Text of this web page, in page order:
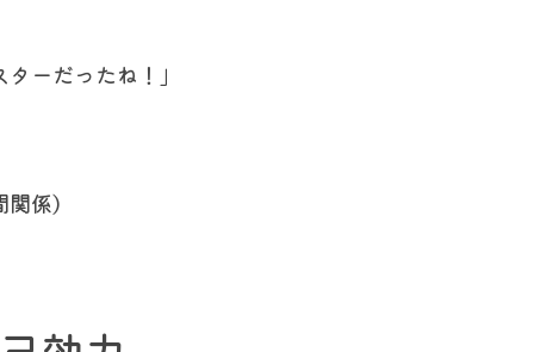
ーだったね！」
係）